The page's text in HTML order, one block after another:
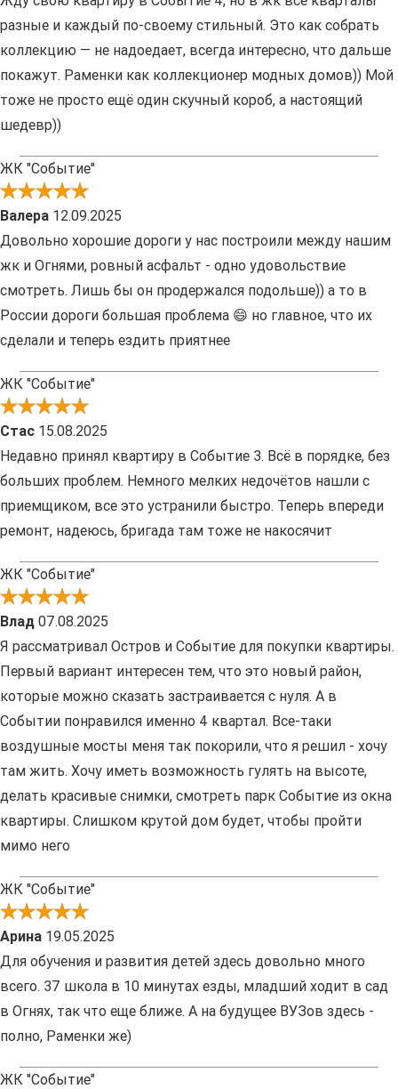
разные и каждый по-своему стильный. Это как собрать
коллекцию — не надоедает, всегда интересно, что дальше
покажут. Раменки как коллекционер модных домов)) Мой
тоже не просто ещё один скучный короб, а настоящий
шедевр))
ЖК "Событие"
Валера 12.09.2025
Довольно хорошие дороги у нас построили между нашим
жк и Огнями, ровный асфальт - одно удовольствие
смотреть. Лишь бы он продержался подольше)) а то в
России дороги большая проблема 😄 но главное, что их
сделали и теперь ездить приятнее
ЖК "Событие"
Стас 15.08.2025
Недавно принял квартиру в Событие 3. Всё в порядке, без
больших проблем. Немного мелких недочётов нашли с
приемщиком, все это устранили быстро. Теперь впереди
ремонт, надеюсь, бригада там тоже не накосячит
ЖК "Событие"
Влад 07.08.2025
Я рассматривал Остров и Событие для покупки квартиры.
Первый вариант интересен тем, что это новый район,
которые можно сказать застраивается с нуля. А в
Событии понравился именно 4 квартал. Все-таки
воздушные мосты меня так покорили, что я решил - хочу
там жить. Хочу иметь возможность гулять на высоте,
делать красивые снимки, смотреть парк Событие из окна
квартиры. Слишком крутой дом будет, чтобы пройти
мимо него
ЖК "Событие"
Арина 19.05.2025
Для обучения и развития детей здесь довольно много
всего. 37 школа в 10 минутах езды, младший ходит в сад
в Огнях, так что еще ближе. А на будущее ВУЗов здесь -
полно, Раменки же)
ЖК "Событие"